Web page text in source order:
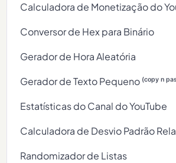
Calculadora de Monetização do
Conversor de Hex para Binário
Gerador de Hora Aleatória
Gerador de Texto Pequeno ⁽ᶜᵒᵖʸ ⁿ
Estatísticas do Canal do YouTube
Calculadora de Desvio Padrão
Randomizador de Listas